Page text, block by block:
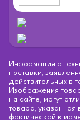
Информация о
поставки,
действительных в
Изображения
на сайте, могут
товара, указанная
фактической к